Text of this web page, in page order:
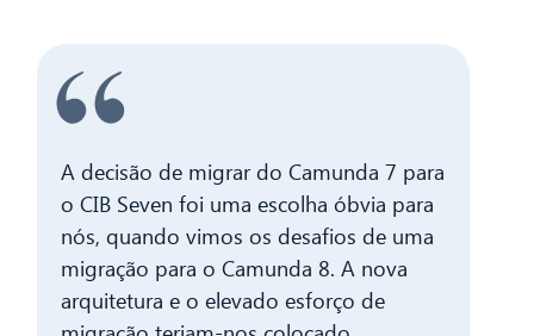
A decisão de migrar do Camunda 7 para
o CIB Seven foi uma escolha óbvia para
nós, quando vimos os desafios de uma
migração para o Camunda 8. A nova
arquitetura e o elevado esforço de